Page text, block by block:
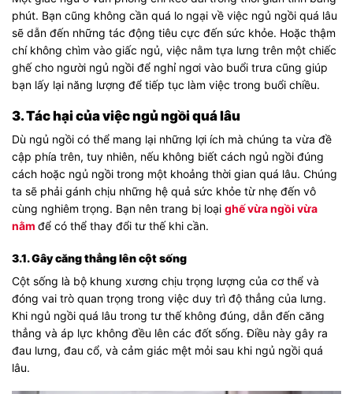
phút. Bạn cũng không cần quá lo ngại về việc ngủ ngồi quá lâu
sẽ dẫn đến những tác động tiêu cực đến sức khỏe. Hoặc thậm
chí không chìm vào giấc ngủ, việc nằm tựa lưng trên một chiếc
ghế cho người ngủ ngồi để nghỉ ngơi vào buổi trưa cũng giúp
bạn lấy lại năng lượng để tiếp tục làm việc trong buổi chiều.
3. Tác hại của việc ngủ ngồi quá lâu
Dù ngủ ngồi có thể mang lại những lợi ích mà chúng ta vừa đề
cập phía trên, tuy nhiên, nếu không biết cách ngủ ngồi đúng
cách hoặc ngủ ngồi trong một khoảng thời gian quá lâu. Chúng
ta sẽ phải gánh chịu những hệ quả sức khỏe từ nhẹ đến vô
cùng nghiêm trọng. Bạn nên trang bị loại ghế vừa ngồi vừa
nằm để có thể thay đổi tư thế khi cần.
3.1. Gây căng thẳng lên cột sống
Cột sống là bộ khung xương chịu trọng lượng của cơ thể và
đóng vai trò quan trọng trong việc duy trì độ thẳng của lưng.
Khi ngủ ngồi quá lâu trong tư thế không đúng, dẫn đến căng
thẳng và áp lực không đều lên các đốt sống. Điều này gây ra
đau lưng, đau cổ, và cảm giác mệt mỏi sau khi ngủ ngồi quá
lâu.